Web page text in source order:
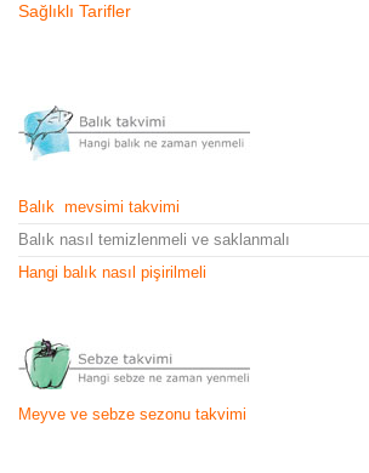
Sağlıklı Tarifler
Balık mevsimi takvimi
Balık nasıl temizlenmeli ve saklanmalı
Hangi balık nasıl pişirilmeli
Meyve ve sebze sezonu takvimi